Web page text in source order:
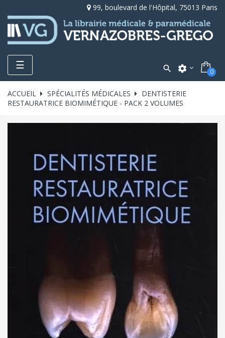
99, boulevard de l'Hôpital, 75013 Paris
Toggle
navigation
☰  settings 0
ACCUEIL SPÉCIALITÉS MÉDICALES
DENTISTERIE
RESTAURATRICE BIOMIMÉTIQUE - PACK 2 VOLUMES